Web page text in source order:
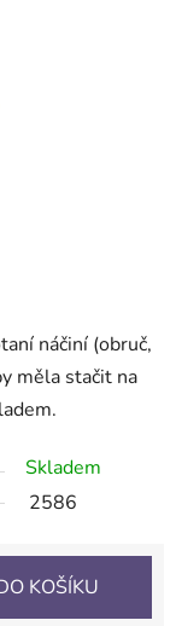
náčiní (obruč,
měla stačit na
Skladem
2586
KOŠÍKU